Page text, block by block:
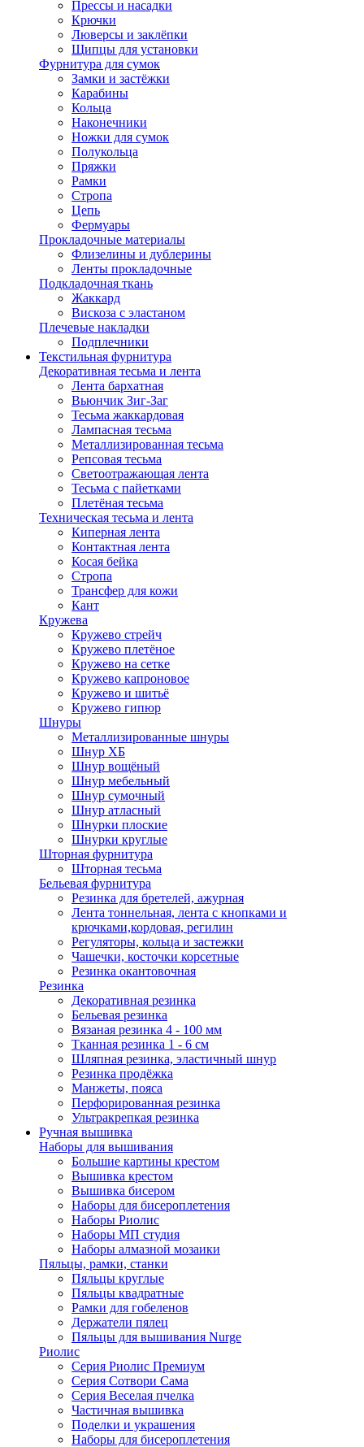
Прессы и насадки
Крючки
Люверсы и заклёпки
Щипцы для установки
Фурнитура для сумок
Замки и застёжки
Карабины
Кольца
Наконечники
Ножки для сумок
Полукольца
Пряжки
Рамки
Стропа
Цепь
Фермуары
Прокладочные материалы
Флизелины и дублерины
Ленты прокладочные
Подкладочная ткань
Жаккард
Вискоза с эластаном
Плечевые накладки
Подплечники
Текстильная фурнитура
Декоративная тесьма и лента
Лента бархатная
Вьюнчик Зиг-Заг
Тесьма жаккардовая
Лампасная тесьма
Металлизированная тесьма
Репсовая тесьма
Светоотражающая лента
Тесьма с пайетками
Плетёная тесьма
Техническая тесьма и лента
Киперная лента
Контактная лента
Косая бейка
Стропа
Трансфер для кожи
Кант
Кружева
Кружево стрейч
Кружево плетёное
Кружево на сетке
Кружево капроновое
Кружево и шитьё
Кружево гипюр
Шнуры
Металлизированные шнуры
Шнур ХБ
Шнур вощёный
Шнур мебельный
Шнур сумочный
Шнур атласный
Шнурки плоские
Шнурки круглые
Шторная фурнитура
Шторная тесьма
Бельевая фурнитура
Резинка для бретелей, ажурная
Лента тоннельная, лента с кнопками и
крючками,кордовая, регилин
Регуляторы, кольца и застежки
Чашечки, косточки корсетные
Резинка окантовочная
Резинка
Декоративная резинка
Бельевая резинка
Вязаная резинка 4 - 100 мм
Тканная резинка 1 - 6 см
Шляпная резинка, эластичный шнур
Резинка продёжка
Манжеты, пояса
Перфорированная резинка
Ультракрепкая резинка
Ручная вышивка
Наборы для вышивания
Большие картины крестом
Вышивка крестом
Вышивка бисером
Наборы для бисероплетения
Наборы Риолис
Наборы МП студия
Наборы алмазной мозаики
Пяльцы, рамки, станки
Пяльцы круглые
Пяльцы квадратные
Рамки для гобеленов
Держатели пялец
Пяльцы для вышивания Nurge
Риолис
Серия Риолис Премиум
Серия Сотвори Сама
Серия Веселая пчелка
Частичная вышивка
Поделки и украшения
Наборы для бисероплетения